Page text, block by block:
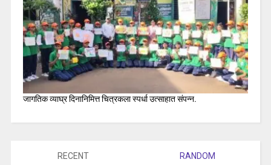
जागतिक व्याघ्र दिनानिमित्त चित्रकला स्पर्धा उत्साहात संपन्न.
RECENT RANDOM